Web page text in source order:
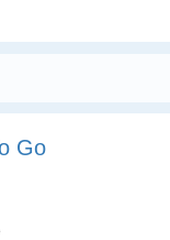
Go